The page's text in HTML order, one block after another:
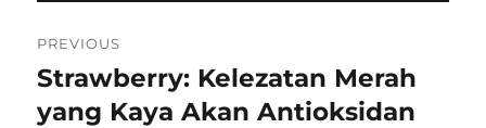
pos
PREVIOUS
Previous
post:
Strawberry: Kelezatan Merah
yang Kaya Akan Antioksidan